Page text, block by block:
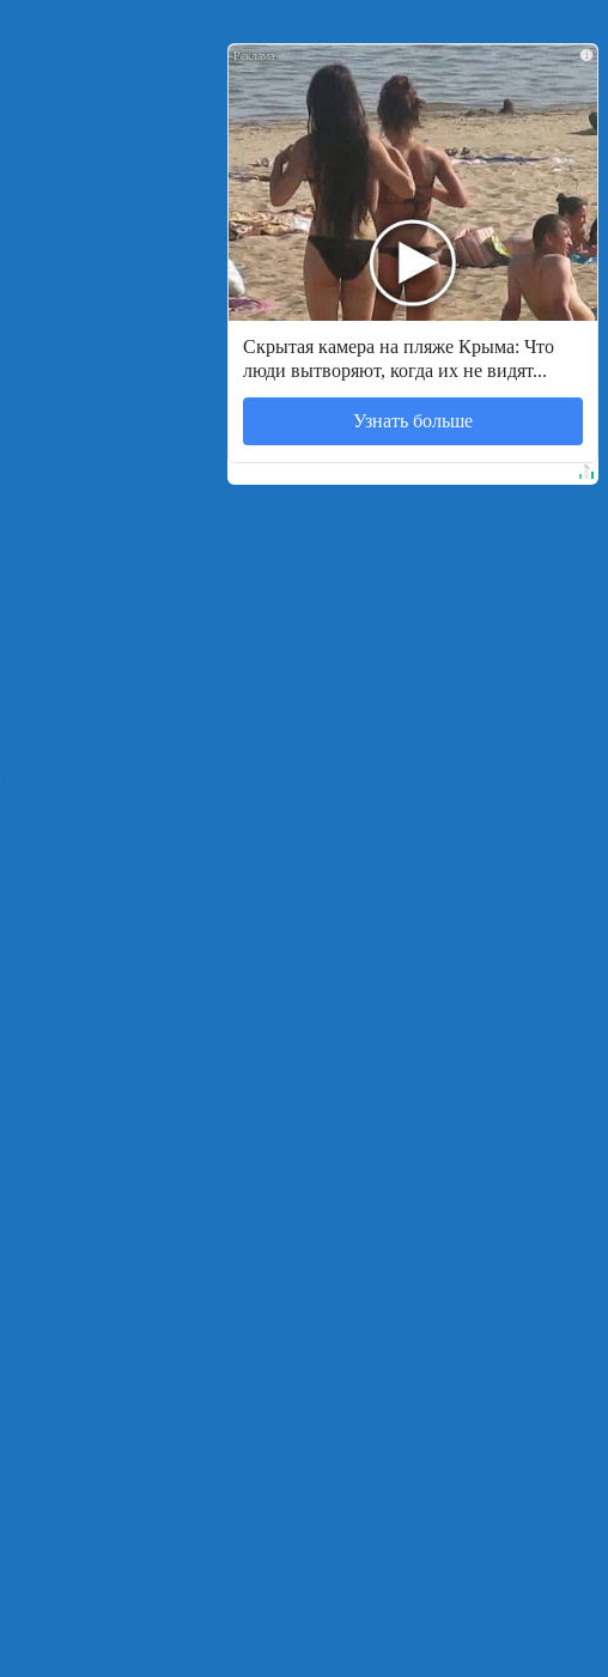
i
Скрытая камера на пляже Крыма: Что
люди вытворяют, когда их не видят...
Узнать больше